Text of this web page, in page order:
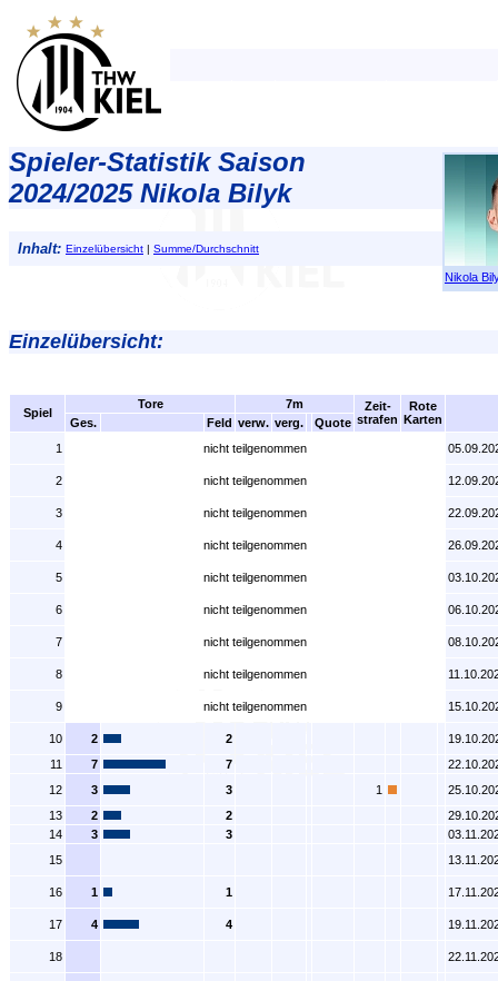
Nikola
Spieler-Statistik Saison
2024/2025 Nikola Bilyk
Inhalt: Einzelübersicht | Summe/Durchschnitt
Einzelübersicht:
Spiel
Tore 7m
Zeit-
strafen
Rote
Karten
Ges. Feld verw. verg.
Quote
1
nicht teilgenommen
2 nicht teilgenommen
3 nicht teilgenommen
4 nicht teilgenommen
5 nicht teilgenommen
6 nicht teilgenommen
7 nicht teilgenommen
8 nicht teilgenommen
9 nicht teilgenommen
10 2 2
11
7 7
12
3 3 1
13
2 2
14
3 3
15
16 1 1
17 4 4
18